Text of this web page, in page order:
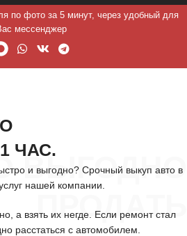
по фото за 5 минут, через удобный для
мессенджер
ВЫГОДНО
ПРОДАТЬ
1 ЧАС.
и выгодно? Срочный выкуп авто в
нашей компании.
а взять их негде. Если ремонт стал
расстаться с автомобилем.